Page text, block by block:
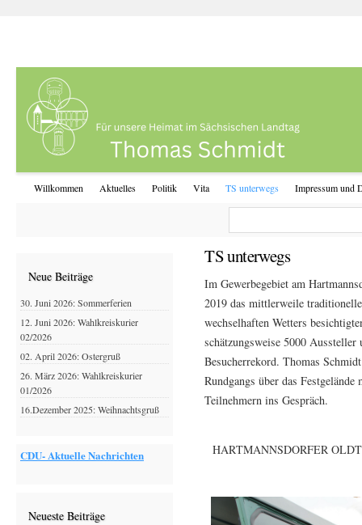
Willkommen Aktuelles Politik Vita TS unterwegs Impressum und
TS unterwegs
Im Gewerbegebiet am
2019 das mittlerweile
wechselhaften Wetters
schätzungsweise 5000
Besucherrekord. Thomas
Rundgangs über das
Teilnehmern ins Gespräch.
HARTMANNSDORFER
Neue Beiträge
30. Juni 2026: Sommerferien
12. Juni 2026: Wahlkreiskurier
02/2026
02. April 2026: Ostergruß
26. März 2026: Wahlkreiskurier
01/2026
16.Dezember 2025: Weihnachtsgruß
CDU- Aktuelle Nachrichten
Neueste Beiträge